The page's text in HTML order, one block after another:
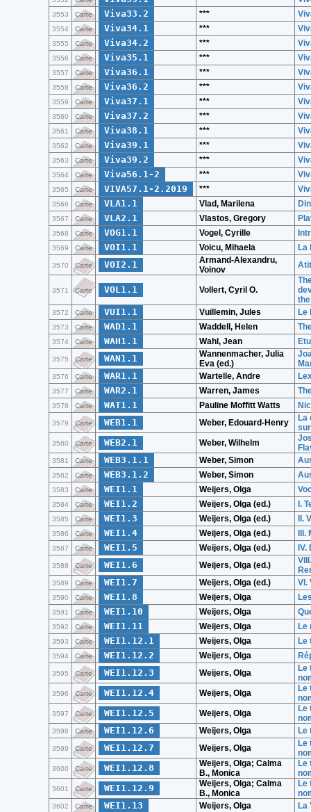
3553 Carte Viva33.2 ***
3554 Carte Viva34.1 ***
3555 Carte Viva34.2 ***
3556 Carte Viva35.1 ***
3557 Carte Viva36.1 ***
3558 Carte Viva36.2 ***
3559 Carte Viva37.1 ***
3560 Carte Viva37.2 ***
3561 Carte Viva38.1 ***
3562 Carte Viva39.1 ***
3563 Carte Viva39.2 ***
3564 Carte Viva56.1-2 ***
3565 Carte VIVA57.1-2.2019 ***
3566 Carte VLA1.1 Vlad, Marilena
3567 Carte VLA2.1 Vlastos, Gregory
3568 Carte VOG1.1 Vogel, Cyrille
3569 Carte VOI1.1 Voicu, Mihaela La
3570 Carte VOI2.1
Armand-Alexandru,
Voinov
3571 Carte VOL1.1 Vollert, Cyril O.
3572 Carte VUI1.1 Vuillemin, Jules Le
3573 Carte WAD1.1 Waddell, Helen
3574 Carte WAH1.1 Wahl, Jean
3575 Carte WAN1.1
Wannenmacher, Julia
Eva (ed.)
3576 Carte WAR1.1 Wartelle, Andre
3577 Carte WAR2.1 Warren, James
3578 Carte WAT1.1 Pauline Moffitt Watts
3579 Carte WEB1.1 Weber, Edouard-Henry
La
3580 Carte WEB2.1 Weber, Wilhelm
3581 Carte WEB3.1.1 Weber, Simon
3582 Carte WEB3.1.2 Weber, Simon
3583 Carte WEI1.1 Weijers, Olga
3584 Carte WEI1.2 Weijers, Olga (ed.) I.
3585 Carte WEI1.3 Weijers, Olga (ed.) II.
3586 Carte WEI1.4 Weijers, Olga (ed.)
3587 Carte WEI1.5 Weijers, Olga (ed.)
3588 Carte WEI1.6 Weijers, Olga (ed.)
3589 Carte WEI1.7 Weijers, Olga (ed.) VI.
3590 Carte WEI1.8 Weijers, Olga
3591 Carte WEI1.10 Weijers, Olga
3592 Carte WEI1.11 Weijers, Olga Le
3593 Carte WEI1.12.1 Weijers, Olga Le
3594 Carte WEI1.12.2 Weijers, Olga
3595 Carte WEI1.12.3 Weijers, Olga
Le
3596 Carte WEI1.12.4 Weijers, Olga
Le
3597 Carte WEI1.12.5 Weijers, Olga
Le
3598 Carte WEI1.12.6 Weijers, Olga Le
3599 Carte WEI1.12.7 Weijers, Olga
Le
3600 Carte WEI1.12.8
Weijers, Olga; Calma
B., Monica
Le
3601 Carte WEI1.12.9
Weijers, Olga; Calma
B., Monica
Le
3602 Carte WEI1.13 Weijers, Olga La